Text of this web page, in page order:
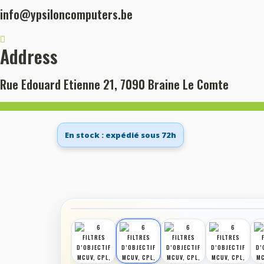
info@ypsiloncomputers.be
Address
Rue Edouard Etienne 21, 7090 Braine Le Comte
6 FILTRES D’OBJECTIF MCUV, CPL, ND8/16/32/
6 Filtres
En stock : expédié sous 72h
‹